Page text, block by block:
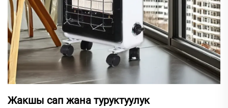
Жакшы сап жана туруктуулук